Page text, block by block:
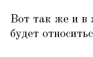
Вот так же и в
будет